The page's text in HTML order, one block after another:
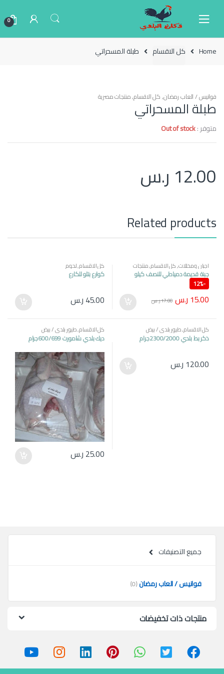
0
Home كل الاقسام طبلة المسحراتي
فوانيس / العاب رمضان,كل الاقسام,منتجات مصرية
طبلة المسحراتي
متوفر :Out of stock
12.00 ر.س
Related products
اجبان ومخللات,كل الاقسام,منتجات
مصرية
جبنة قديمة دمياطي للنصف كيلو
-
12%
15.00 ر.س 17.00ر.س
كل الاقسام,لحوم
كوارع بتلو للكارع
45.00 ر.س
كل الاقسام,طيور بلدي / بيض
ذكر بط بلدي 2300/2000جرام
120.00 ر.س
كل الاقسام,طيور بلدي / بيض
ديك بلدي شامورت 600/699جرام
25.00 ر.س
جميع التصنيفات
فوانيس / العاب رمضان(0)
منتجات ذات تخفيضات